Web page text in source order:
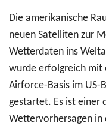
Die amerikanische
neuen Satelliten zur
Wetterdaten ins
wurde erfolgreich mit
Airforce-Basis im US-
gestartet. Es ist einer
Wettervorhersagen in